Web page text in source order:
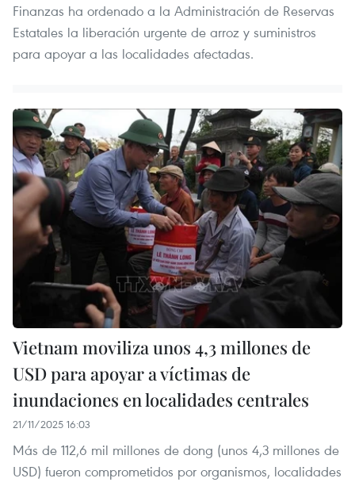
Finanzas ha ordenado a la Administración de Reservas
Estatales la liberación urgente de arroz y suministros
para apoyar a las localidades afectadas.
Vietnam moviliza unos 4,3 millones de
USD para apoyar a víctimas de
inundaciones en localidades centrales
21/11/2025 16:03
Más de 112,6 mil millones de dong (unos 4,3 millones de
USD) fueron comprometidos por organismos, localidades